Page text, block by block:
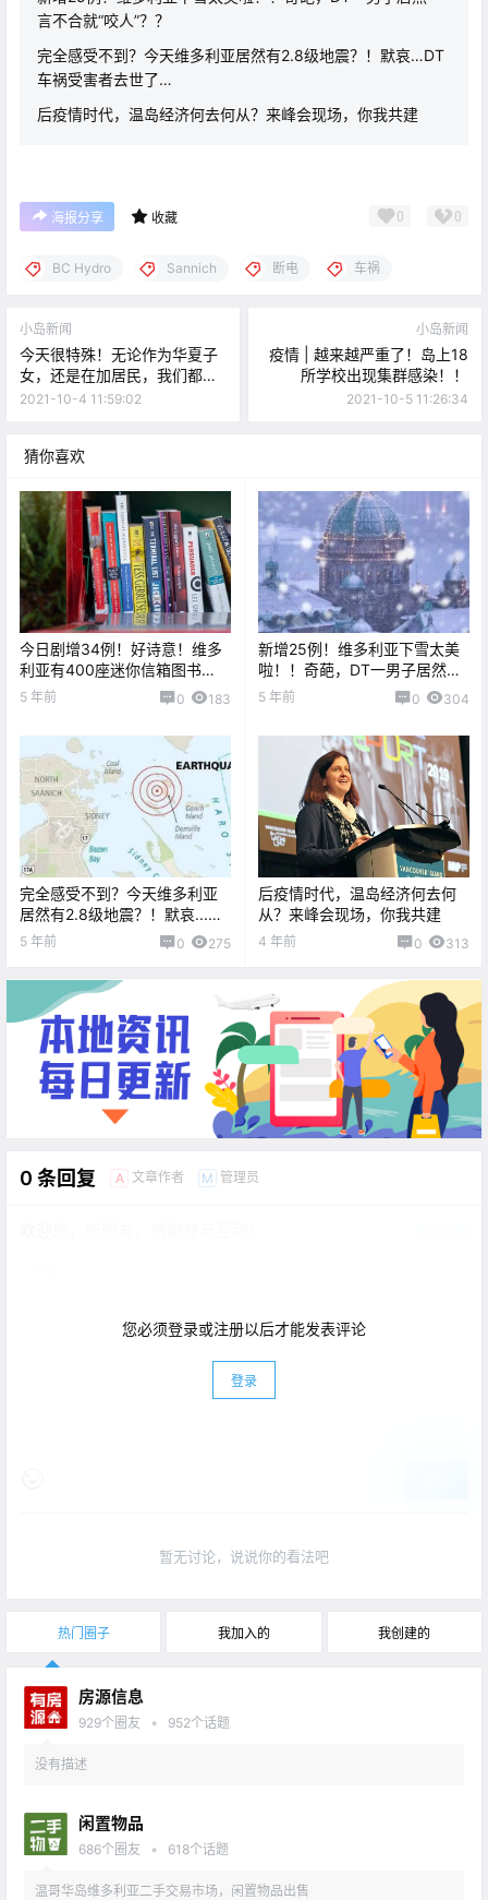
言不合就“咬人”？？
完全感受不到？今天维多利亚居然有2.8级地震？！默哀…DT
车祸受害者去世了…
后疫情时代，温岛经济何去何从？来峰会现场，你我共建
海报分享 收藏 0 0
BC Hydro Sannich 断电 车祸
小岛新闻
今天很特殊！无论作为华夏子
女，还是在加居民，我们都应
铭记！
2021-10-4 11:59:02
小岛新闻
疫情 | 越来越严重了！岛上18
所学校出现集群感染！！
2021-10-5 11:26:34
猜你喜欢
今日剧增34例！好诗意！维多
利亚有400座迷你信箱图书
馆！昨夜妖风造成多地断
5 年前 0 183
新增25例！维多利亚下雪太美
啦！！奇葩，DT一男子居然一
言不合就“咬人”？？
5 年前 0 304
完全感受不到？今天维多利亚
居然有2.8级地震？！默哀...DT
车祸受害者去世了...
5 年前 0 275
后疫情时代，温岛经济何去何
从？来峰会现场，你我共建
4 年前 0 313
0 条回复 A 文章作者 M 管理员
您必须登录或注册以后才能发表评论
登录
暂无讨论，说说你的看法吧
热门圈子 我加入的 我创建的
房源信息
929个圈友 • 952个话题
没有描述
闲置物品
686个圈友 • 618个话题
温哥华岛维多利亚二手交易市场，闲置物品出售